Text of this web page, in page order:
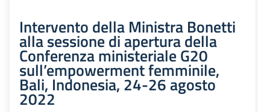
Intervento della Ministra Bonetti
alla sessione di apertura della
Conferenza ministeriale G20
sull’empowerment femminile,
Bali, Indonesia, 24-26 agosto
2022